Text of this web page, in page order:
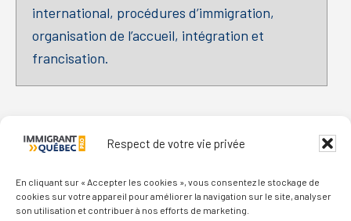
Respect de votre vie privée
En cliquant sur « Accepter les cookies », vous consentez le stockage de
cookies sur votre appareil pour améliorer la navigation sur le site, analyser
son utilisation et contribuer à nos efforts de marketing.
international, procédures d’immigration,
organisation de l’accueil, intégration et
francisation.
Primary
Sidebar